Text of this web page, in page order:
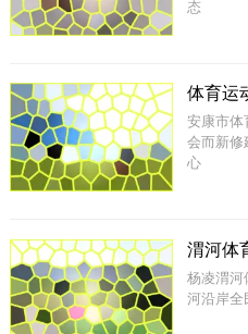
态
体育运
安康市体
会而新修
心
渭河体
杨凌渭河
河沿岸全